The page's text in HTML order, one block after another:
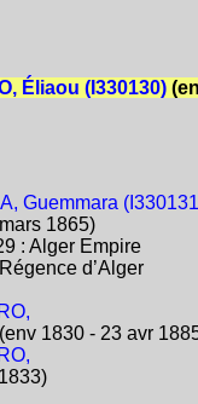
Éliaou (I330130)
Guemmara
1865)
: Alger Empire
d’Alger
1830 - 23 avr